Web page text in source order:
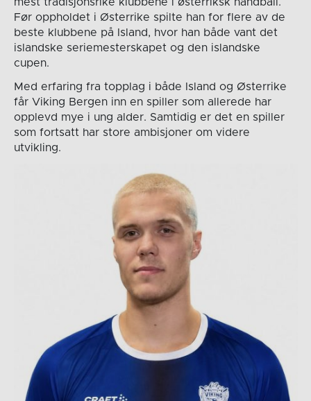
Før oppholdet i Østerrike spilte han for flere av de
beste klubbene på Island, hvor han både vant det
islandske seriemesterskapet og den islandske
cupen.
Med erfaring fra topplag i både Island og Østerrike
får Viking Bergen inn en spiller som allerede har
opplevd mye i ung alder. Samtidig er det en spiller
som fortsatt har store ambisjoner om videre
utvikling.